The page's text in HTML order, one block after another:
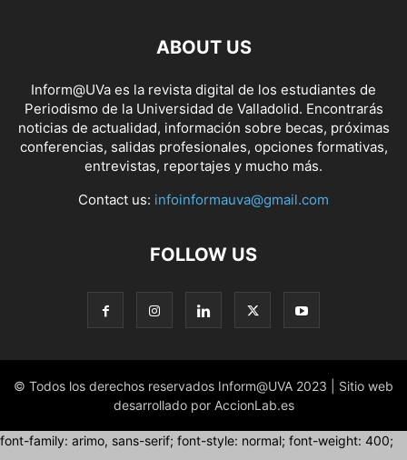
ABOUT US
Inform@UVa es la revista digital de los estudiantes de
Periodismo de la Universidad de Valladolid. Encontrarás
noticias de actualidad, información sobre becas, próximas
conferencias, salidas profesionales, opciones formativas,
entrevistas, reportajes y mucho más.
Contact us: infoinformauva@gmail.com
FOLLOW US
© Todos los derechos reservados Inform@UVA 2023 | Sitio web
desarrollado por AccionLab.es
font-family: arimo, sans-serif; font-style: normal; font-weight: 400;